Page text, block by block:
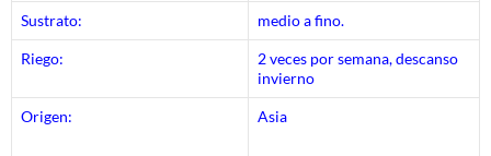
Sustrato: medio a fino.
Riego:
2 veces por semana, descanso
invierno
Origen: Asia